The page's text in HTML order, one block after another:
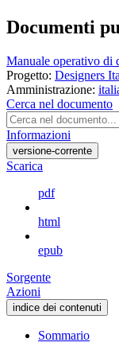
Documenti
Manuale operativo di
Progetto: Designers
Amministrazione:
Cerca nel documento
Informazioni
versione-corrente
Scarica
pdf
html
epub
Sorgente
Azioni
indice dei contenuti
Sommario